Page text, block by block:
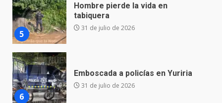
5
Hombre pierde la vida en
tabiquera
31 de julio de 2026
6
Emboscada a policías en Yuriria
31 de julio de 2026